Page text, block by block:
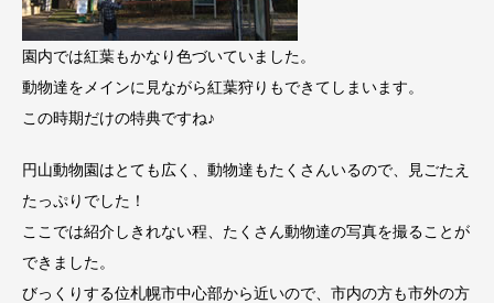
園内では紅葉もかなり色づいていました。
動物達をメインに見ながら紅葉狩りもできてしまいます。
この時期だけの特典ですね♪
円山動物園はとても広く、動物達もたくさんいるので、見ごたえ
たっぷりでした！
ここでは紹介しきれない程、たくさん動物達の写真を撮ることが
できました。
びっくりする位札幌市中心部から近いので、市内の方も市外の方